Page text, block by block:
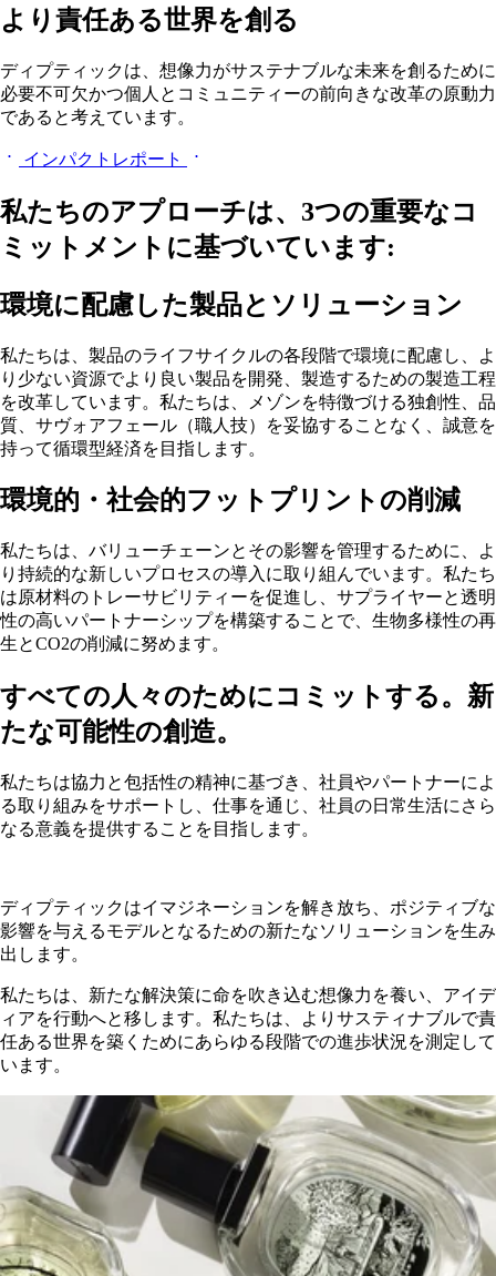
より責任ある世界を創る
ディプティックは、想像力がサステナブルな未来を創るために
必要不可欠かつ個人とコミュニティーの前向きな改革の原動力
であると考えています。
インパクトレポート
私たちのアプローチは、3つの重要なコ
ミットメントに基づいています:
環境に配慮した製品とソリューション
私たちは、製品のライフサイクルの各段階で環境に配慮し、よ
り少ない資源でより良い製品を開発、製造するための製造工程
を改革しています。私たちは、メゾンを特徴づける独創性、品
質、サヴォアフェール（職人技）を妥協することなく、誠意を
持って循環型経済を目指します。
環境的・社会的フットプリントの削減
私たちは、バリューチェーンとその影響を管理するために、よ
り持続的な新しいプロセスの導入に取り組んでいます。私たち
は原材料のトレーサビリティーを促進し、サプライヤーと透明
性の高いパートナーシップを構築することで、生物多様性の再
生とCO2の削減に努めます。
すべての人々のためにコミットする。新
たな可能性の創造。
私たちは協力と包括性の精神に基づき、社員やパートナーによ
る取り組みをサポートし、仕事を通じ、社員の日常生活にさら
なる意義を提供することを目指します。
ディプティックはイマジネーションを解き放ち、ポジティブな
影響を与えるモデルとなるための新たなソリューションを生み
出します。
私たちは、新たな解決策に命を吹き込む想像力を養い、アイデ
ィアを行動へと移します。私たちは、よりサスティナブルで責
任ある世界を築くためにあらゆる段階での進歩状況を測定して
います。